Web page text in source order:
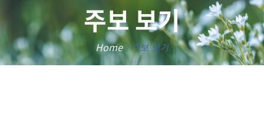
주보 보기
Home/주보 보기